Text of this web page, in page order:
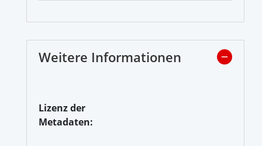
Weitere Informationen
Lizenz der
Metadaten: